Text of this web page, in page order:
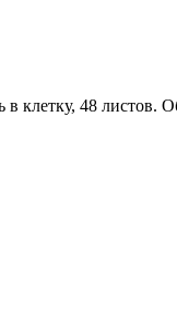
клетку, 48 листов.